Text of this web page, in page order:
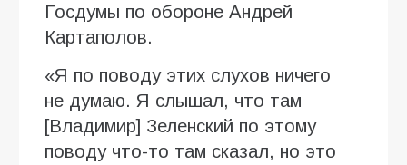
Госдумы по обороне Андрей
Картаполов.
«Я по поводу этих слухов ничего
не думаю. Я слышал, что там
[Владимир] Зеленский по этому
поводу что-то там сказал, но это